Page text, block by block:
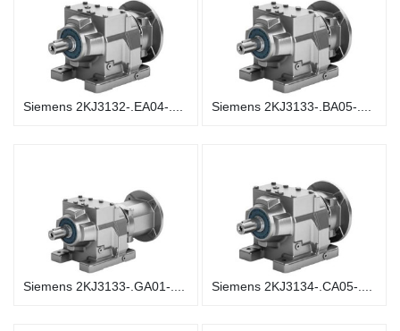
Siemens 2KJ3132-.EA04-.... Siemens 2KJ3133-.BA05-....
Siemens 2KJ3133-.GA01-.... Siemens 2KJ3134-.CA05-....